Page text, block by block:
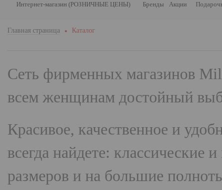
Интернет-магазин (РОЗНИЧНЫЕ ЦЕНЫ) Бренды Акции
Главная страница Каталог
Сеть фирменных магазинов
всем женщинам достойный
Красивое, качественное и
всегда найдете:
размеров и на большие